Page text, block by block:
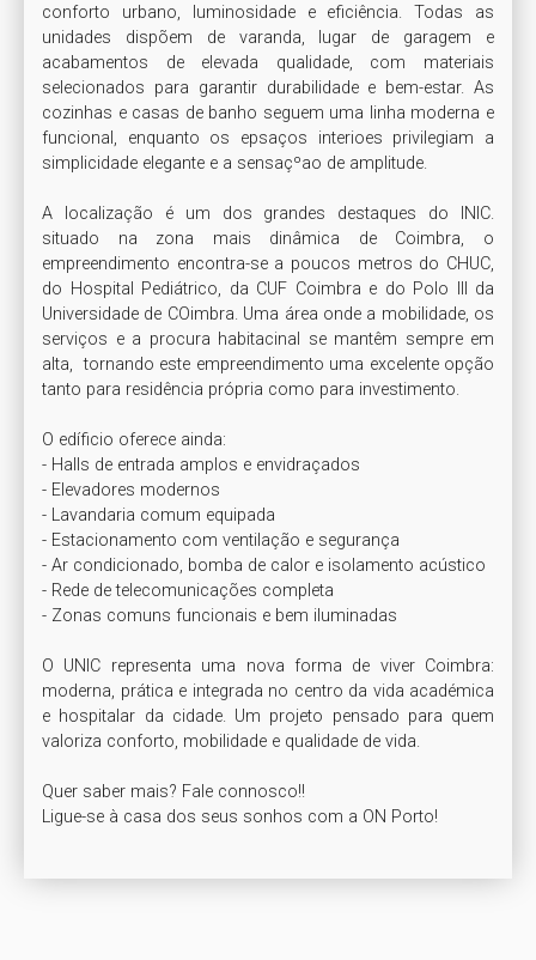
conforto urbano, luminosidade e eficiência. Todas as
unidades dispõem de varanda, lugar de garagem e
acabamentos de elevada qualidade, com materiais
selecionados para garantir durabilidade e bem-estar. As
cozinhas e casas de banho seguem uma linha moderna e
funcional, enquanto os epsaços interioes privilegiam a
simplicidade elegante e a sensaçºao de amplitude.
A localização é um dos grandes destaques do INIC.
situado na zona mais dinâmica de Coimbra, o
empreendimento encontra-se a poucos metros do CHUC,
do Hospital Pediátrico, da CUF Coimbra e do Polo III da
Universidade de COimbra. Uma área onde a mobilidade, os
serviços e a procura habitacinal se mantêm sempre em
alta,  tornando este empreendimento uma excelente opção
tanto para residência própria como para investimento.
O edíficio oferece ainda:
- Halls de entrada amplos e envidraçados
- Elevadores modernos
- Lavandaria comum equipada
- Estacionamento com ventilação e segurança
- Ar condicionado, bomba de calor e isolamento acústico
- Rede de telecomunicações completa
- Zonas comuns funcionais e bem iluminadas
O UNIC representa uma nova forma de viver Coimbra:
moderna, prática e integrada no centro da vida académica
e hospitalar da cidade. Um projeto pensado para quem
valoriza conforto, mobilidade e qualidade de vida.
Quer saber mais? Fale connosco!!
Ligue-se à casa dos seus sonhos com a ON Porto!